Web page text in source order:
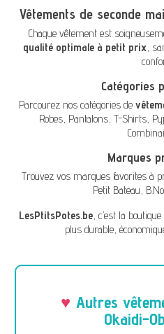
Vêtements de seconde
Chaque vêtement est
qualité optimale à petit prix,
Catégories
Parcourez nos catégories de
Robes, Pantalons, T-Shirts,
Marques
Trouvez vos marques favorites à
Petit Bateau,
LesPtitsPotes.be, c’est la
plus durable,
Autres
Okaidi-